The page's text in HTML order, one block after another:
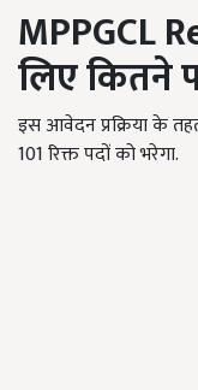
MPPGCL
लिए कितने
इस आवेदन प्रक्रिया के
101 रिक्त पदों को भरेगा.